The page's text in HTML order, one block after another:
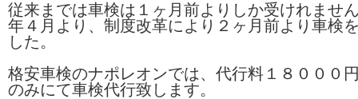
従来までは車検は１ヶ月前よりしか受けれませ
年４月より、制度改革により２ヶ月前より車検
した。
格安車検のナポレオンでは、代行料１８０００
のみにて車検代行致します。